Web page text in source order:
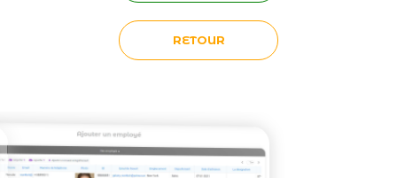
RETOUR